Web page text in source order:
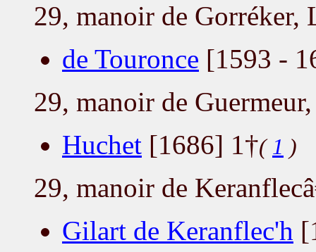
29, manoir de Gorréker,
de Touronce [1593 -
29, manoir de
Huchet [1686] 1†( 1 )
29, manoir de
Gilart de Keranflec'h